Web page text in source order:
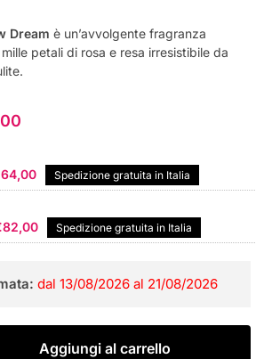
Dream è un’avvolgente fragranza
petali di rosa e resa irresistibile da
64,00Il
prezzo
è:
Spedizione gratuita in Italia
82,00Il
prezzo
è:
Spedizione gratuita in Italia
dal 13/08/2026 al 21/08/2026
Aggiungi al carrello